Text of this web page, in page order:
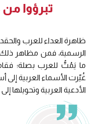
تبرؤوا
ظاهرة العداء للعرب
الرسمية، فمن مظاهر
ما يَمُتُّ للعرب بصلة؛
غُيّرت الأسماء العربية
الأدعية العربية وتحويلها